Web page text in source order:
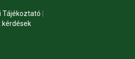
Tájékoztató
kérdések